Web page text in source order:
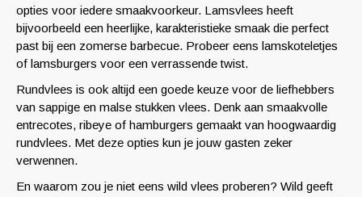
opties voor iedere smaakvoorkeur. Lamsvlees heeft
bijvoorbeeld een heerlijke, karakteristieke smaak die perfect
past bij een zomerse barbecue. Probeer eens lamskoteletjes
of lamsburgers voor een verrassende twist.
Rundvlees is ook altijd een goede keuze voor de liefhebbers
van sappige en malse stukken vlees. Denk aan smaakvolle
entrecotes, ribeye of hamburgers gemaakt van hoogwaardig
rundvlees. Met deze opties kun je jouw gasten zeker
verwennen.
En waarom zou je niet eens wild vlees proberen? Wild geeft